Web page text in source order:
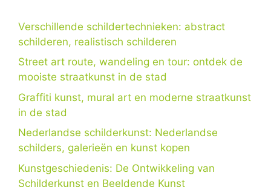
Verschillende schildertechnieken: abstract
schilderen, realistisch schilderen
Street art route, wandeling en tour: ontdek de
mooiste straatkunst in de stad
Graffiti kunst, mural art en moderne straatkunst
in de stad
Nederlandse schilderkunst: Nederlandse
schilders, galerieën en kunst kopen
Kunstgeschiedenis: De Ontwikkeling van
Schilderkunst en Beeldende Kunst